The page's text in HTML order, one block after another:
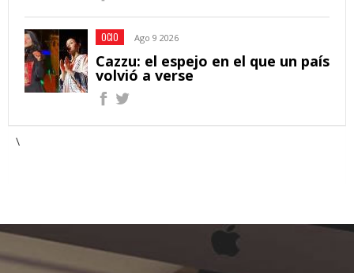
OCIO Ago 9 2026
Cazzu: el espejo en el que un país
volvió a verse
\